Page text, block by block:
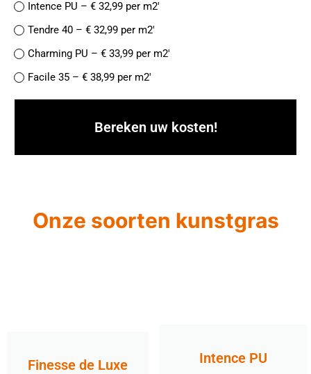
Intence PU – € 32,99 per m2′
Tendre 40 – € 32,99 per m2′
Charming PU – € 33,99 per m2′
Facile 35 – € 38,99 per m2′
Finesse de Luxe PU – € 38,99 per m2′
Naturelle 42- € 37,99 per m2′
Magnifique 52 – €49,99 per m2′
Onze soorten kunstgras
Finesse de Luxe Intence PU